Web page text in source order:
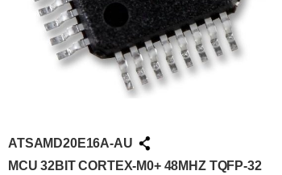
ATSAMD20E16A-AU
MCU 32BIT CORTEX-M0+ 48MHZ TQFP-32